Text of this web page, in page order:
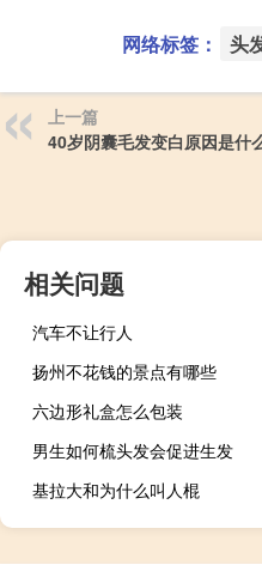
网络标签： 头
上一篇
40岁阴囊毛发变白原因是什
相关问题
汽车不让行人
扬州不花钱的景点有哪些
六边形礼盒怎么包装
男生如何梳头发会促进生发
基拉大和为什么叫人棍